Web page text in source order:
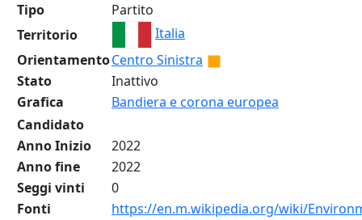
Tipo
Partito
Territorio
Italia
OrientamentoCentro Sinistra
Stato
Inattivo
Grafica
Bandiera e corona europea
Candidato
Anno Inizio
2022
Anno fine
2022
Seggi vinti
0
Fonti
https://en.m.wikipedia.org/wiki/